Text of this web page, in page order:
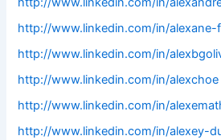
http://www.linkedin.com/in/
http://www.linkedin.com/in/
http://www.linkedin.com/in/alexchoe
http://www.linkedin.com/in/
http://www.linkedin.com/in/alexey-